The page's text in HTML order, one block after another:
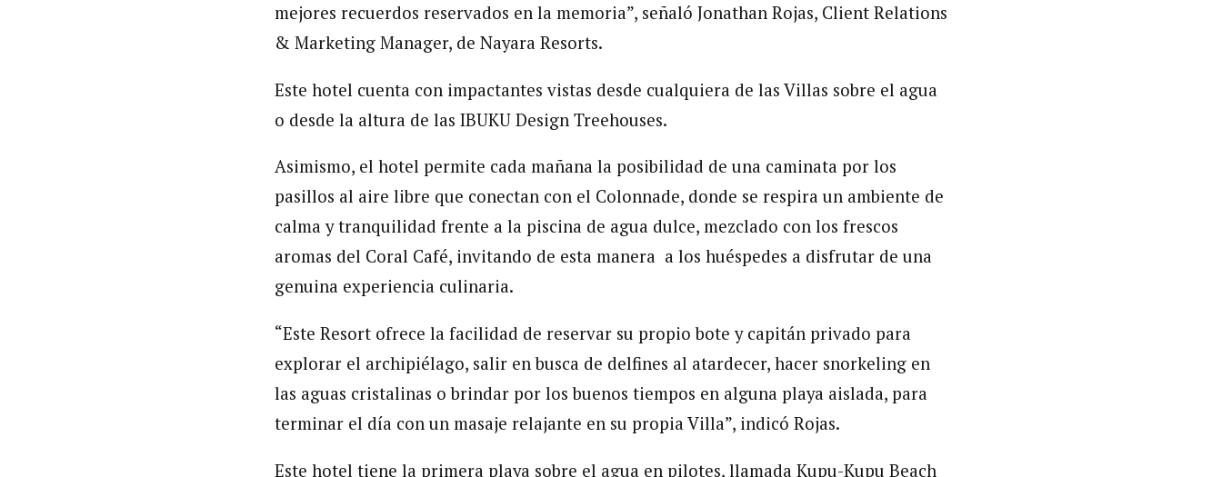
mejores recuerdos reservados en la memoria”, señaló Jonathan Rojas, Client Relations
& Marketing Manager, de Nayara Resorts.
Este hotel cuenta con impactantes vistas desde cualquiera de las Villas sobre el agua
o desde la altura de las IBUKU Design Treehouses.
Asimismo, el hotel permite cada mañana la posibilidad de una caminata por los
pasillos al aire libre que conectan con el Colonnade, donde se respira un ambiente de
calma y tranquilidad frente a la piscina de agua dulce, mezclado con los frescos
aromas del Coral Café, invitando de esta manera a los huéspedes a disfrutar de una
genuina experiencia culinaria.
“Este Resort ofrece la facilidad de reservar su propio bote y capitán privado para
explorar el archipiélago, salir en busca de delfines al atardecer, hacer snorkeling en
las aguas cristalinas o brindar por los buenos tiempos en alguna playa aislada, para
terminar el día con un masaje relajante en su propia Villa”, indicó Rojas.
Este hotel tiene la primera playa sobre el agua en pilotes, llamada Kupu-Kupu Beach